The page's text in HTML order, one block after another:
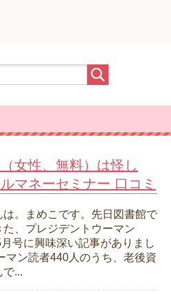
女性、無料）は怪し
マネーセミナー 口コミ
は。まめこです。先日図書館で
た、プレジデントウーマン
号に興味深い記事がありまし
マン読者440人のうち、老後資
で...